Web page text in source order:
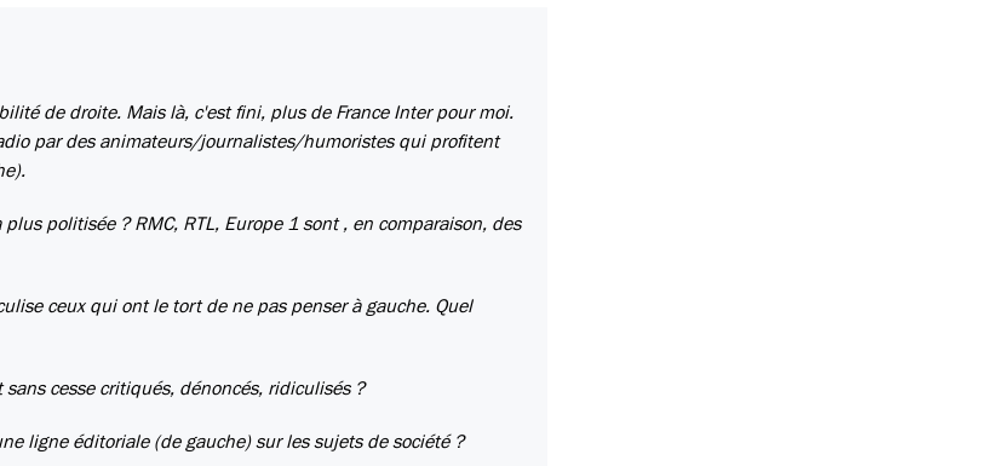
de droite. Mais là, c'est fini, plus de France Inter pour moi.
par des animateurs/journalistes/humoristes qui profitent
politisée ? RMC, RTL, Europe 1 sont , en comparaison, des
ceux qui ont le tort de ne pas penser à gauche. Quel
cesse critiqués, dénoncés, ridiculisés ?
ligne éditoriale (de gauche) sur les sujets de société ?